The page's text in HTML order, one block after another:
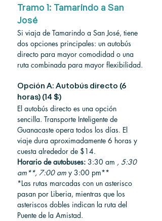
Tramo 1: Tamarindo a San
José
Si viaja de Tamarindo a San José, tiene
dos opciones principales: un autobús
directo para mayor comodidad o una
ruta combinada para mayor flexibilidad.
Opción A: Autobús directo (6
horas) (14 $)
El autobús directo es una opción
sencilla. Transporte Inteligente de
Guanacaste opera todos los días. El
viaje dura aproximadamente 6 horas y
cuesta alrededor de $14.
Horario de autobuses: 3:30 am , 5:30
am**, 7:00 am y 3:00 pm**
*Las rutas marcadas con un asterisco
pasan por Liberia, mientras que los
asteriscos dobles indican la ruta del
Puente de la Amistad.